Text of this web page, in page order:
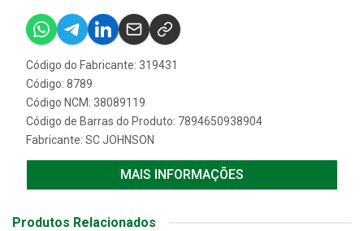
Código do Fabricante: 319431
Código: 8789
Código NCM: 38089119
Código de Barras do Produto: 7894650938904
Fabricante: SC JOHNSON
MAIS INFORMAÇÕES
Produtos Relacionados